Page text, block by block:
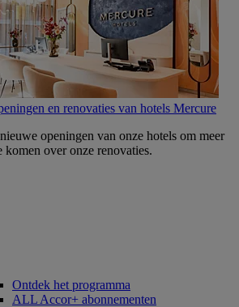
en renovaties van hotels Mercure
openingen van onze hotels om meer
komen over onze renovaties.
Ontdek het programma
ALL Accor+ abonnementen